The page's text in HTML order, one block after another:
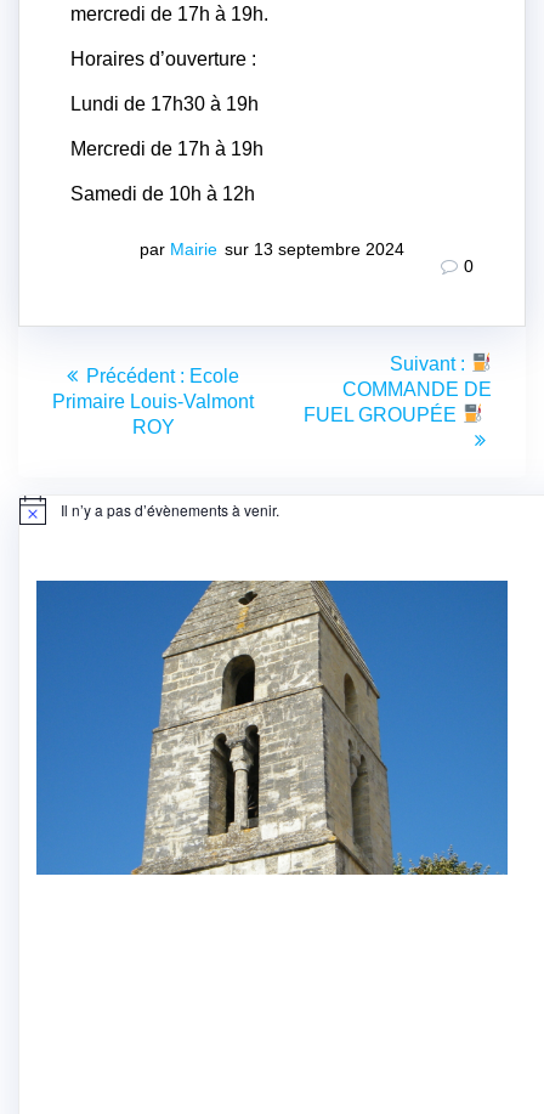
mercredi de 17h à 19h.
Horaires d’ouverture :
Lundi de 17h30 à 19h
Mercredi de 17h à 19h
Samedi de 10h à 12h
par Mairie sur 13 septembre 2024
0
de
Précédent : Article
précédent
Ecole
Primaire Louis-Valmont
ROY
Suivant : Article
suivant
:
COMMANDE DE
FUEL GROUPÉE
Notice Il n’y a pas d’évènements à venir.